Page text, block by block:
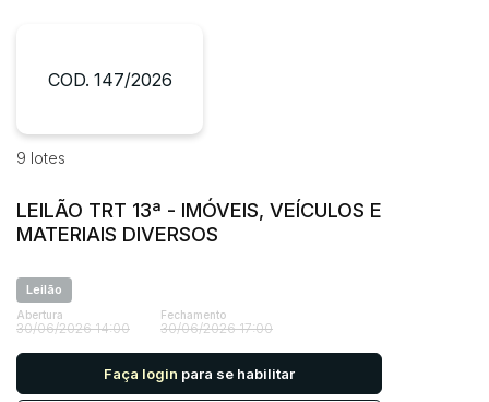
Diversos
Imóveis
Apartamento/Casa
Bairro
Judiciais Extrajudiciais
Faixa de valor
COD. 147/2026
9 lotes
LEILÃO TRT 13ª - IMÓVEIS, VEÍCULOS E
MATERIAIS DIVERSOS
Leilão
Abertura
30/06/2026 14:00
Fechamento
30/06/2026 17:00
Faça login para se habilitar